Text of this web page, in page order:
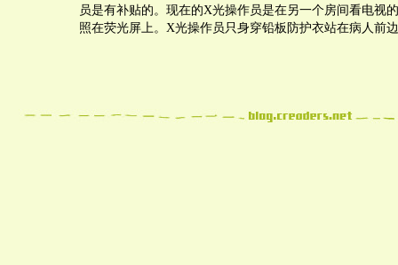
员是有补贴的。现在的X光操作员是在另一个房间看电视
照在荧光屏上。X光操作员只身穿铅板防护衣站在病人前